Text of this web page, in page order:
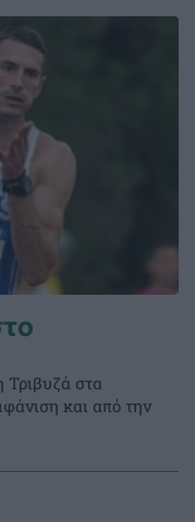
Τριβυζά στα
και από την